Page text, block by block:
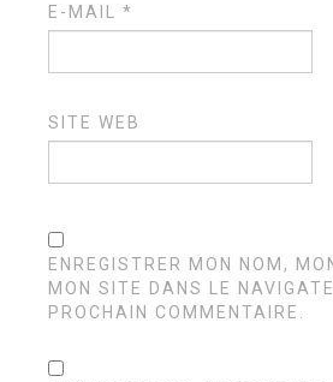
E-MAIL*
SITE WEB
ENREGISTRER MON NOM,
MON SITE DANS LE
PROCHAIN COMMENTAIRE.